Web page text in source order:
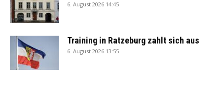
6. August 2026 14:45
Training in Ratzeburg zahlt sich aus
6. August 2026 13:55